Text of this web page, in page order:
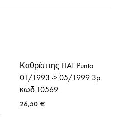
Καθρέπτης FIAT Punto
01/1993 -> 05/1999 3p
κωδ.10569
26,50 €